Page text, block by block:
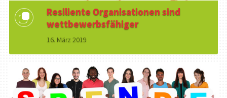
Resiliente Organisationen sind
wettbewerbsfähiger
16. März 2019